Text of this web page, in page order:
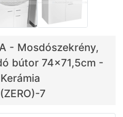
- Mosdószekrény,
bútor 74x71,5cm -
7